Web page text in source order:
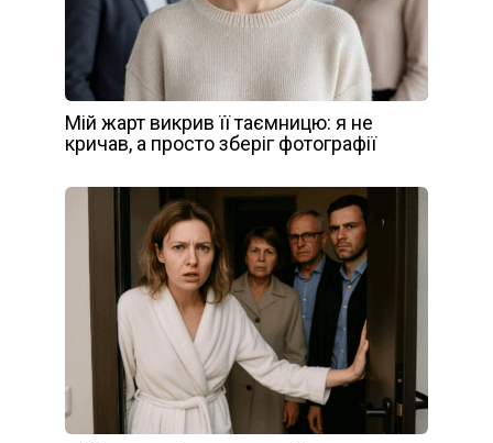
Мій жарт викрив її таємницю: я не
кричав, а просто зберіг фотографії